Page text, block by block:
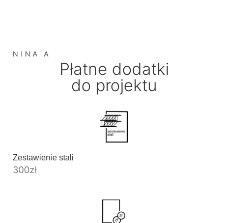
NINA A
Płatne dodatki
do projektu
Zestawienie stali
300zł